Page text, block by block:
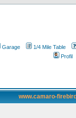
Garage
1/4 Mile Table
Profil
www.camaro-